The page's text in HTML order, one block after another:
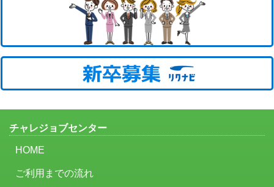
チャレジョブセンター
HOME
ご利用までの流れ